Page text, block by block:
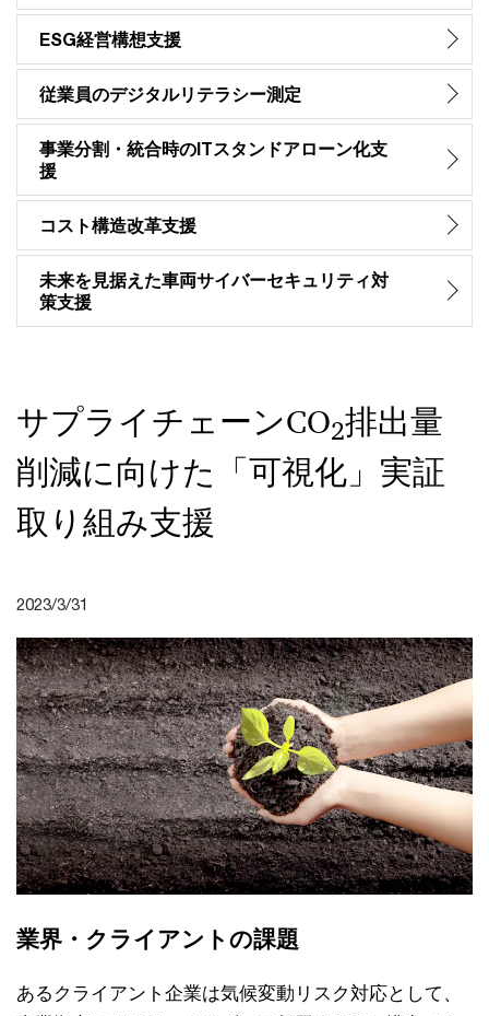
ESG経営構想支援
従業員のデジタルリテラシー測定
事業分割・統合時のITスタンドアローン化支
援
コスト構造改革支援
未来を見据えた車両サイバーセキュリティ対
策支援
サプライチェーンCO2排出量
削減に向けた「可視化」実証
取り組み支援
2023/3/31
業界・クライアントの課題
あるクライアント企業は気候変動リスク対応として、